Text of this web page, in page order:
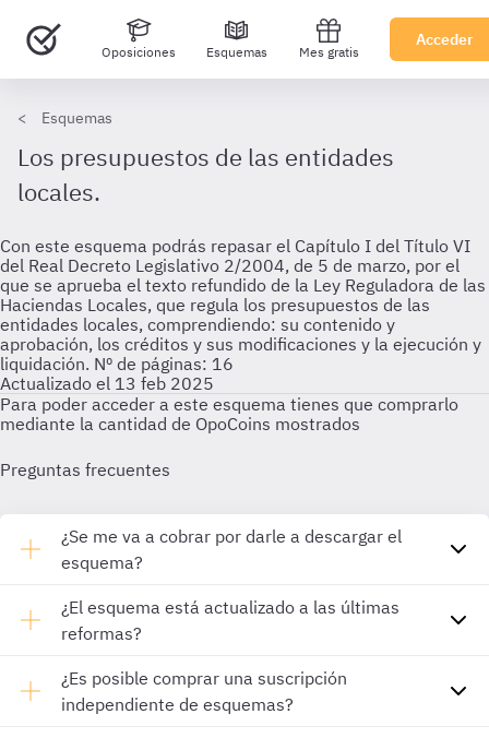
Oposiciones Esquemas Mes gratis
Acceder
Esquemas
Los presupuestos de las entidades
locales.
Con este esquema podrás repasar el Capítulo I del Título VI
del Real Decreto Legislativo 2/2004, de 5 de marzo, por el
que se aprueba el texto refundido de la Ley Reguladora de las
Haciendas Locales, que regula los presupuestos de las
entidades locales, comprendiendo: su contenido y
aprobación, los créditos y sus modificaciones y la ejecución y
liquidación. Nº de páginas: 16
Actualizado el 13 feb 2025
Para poder acceder a este esquema tienes que comprarlo
mediante la cantidad de OpoCoins mostrados
Preguntas frecuentes
¿Se me va a cobrar por darle a descargar el
esquema?
¿El esquema está actualizado a las últimas
reformas?
¿Es posible comprar una suscripción
independiente de esquemas?